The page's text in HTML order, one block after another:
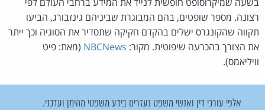
רצונה. מספר שופטים, בהם המבוגרת שביניהם גינזבורג, הביעו
תקווה שהקונגרס ישלים בהקדם חקיקה שתסדיר את הסוגיה וכך ייתר
את הצורך בהכרעה שיפוטית. מקור: NBCNews (מאת: פיט
וויליאמס).
אלפי עורכי דין ואנשי משפט נעזרים בידע משפטי מהימן ועדכני.